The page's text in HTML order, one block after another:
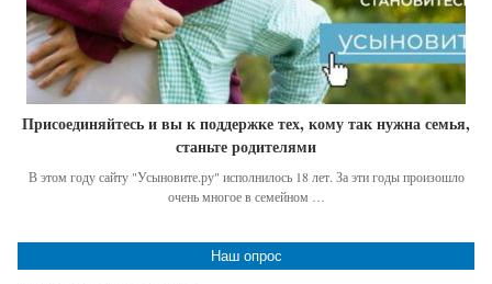
Присоединяйтесь и вы к поддержке тех, кому так нужна семья,
станьте родителями
В этом году сайту "Усыновите.ру" исполнилось 18 лет. За эти годы произошло
очень многое в семейном …
Наш опрос